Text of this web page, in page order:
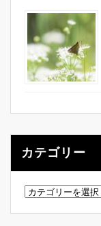
カテゴリー
カ